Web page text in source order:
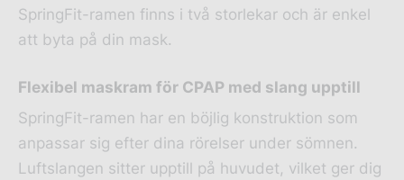
SpringFit-ramen finns i två storlekar och är enkel
att byta på din mask.
Flexibel maskram för CPAP med slang upptill
SpringFit-ramen har en böjlig konstruktion som
anpassar sig efter dina rörelser under sömnen.
Luftslangen sitter upptill på huvudet, vilket ger dig